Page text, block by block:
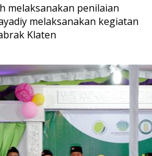
melaksanakan penilaian
melaksanakan kegiatan
Klaten